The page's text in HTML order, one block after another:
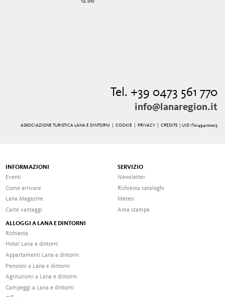
Tel. +39 0473 561 770
info@lanaregion.it
ASSOCIAZIONE TURISTICA LANA E DINTORNI | COOKIE PRIVACY| CREDITS | UID IT01494100215
INFORMAZIONI
Eventi
Come arrivare
Lana Magazine
Carte vantaggi
SERVIZIO
Newsletter
Richiesta cataloghi
Meteo
Area stampa
ALLOGGI A LANA E DINTORNI
Richiesta
Hotel Lana e dintorni
Appartamenti Lana e dintorni
Pensioni a Lana e dintorni
Agriturismi a Lana e dintorni
Campeggi a Lana e dintorni